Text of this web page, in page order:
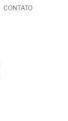
CONTATO